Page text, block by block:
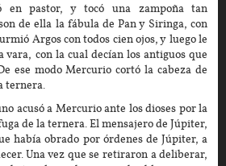
en pastor, y tocó una zampoña tan
de ella la fábula de Pan y Siringa, con
Argos con todos cien ojos, y luego le
vara, con la cual decían los antiguos que
ese modo Mercurio cortó la cabeza de
ternera.
acusó a Mercurio ante los dioses por la
de la ternera. El mensajero de Júpiter,
había obrado por órdenes de Júpiter, a
Una vez que se retiraron a deliberar,